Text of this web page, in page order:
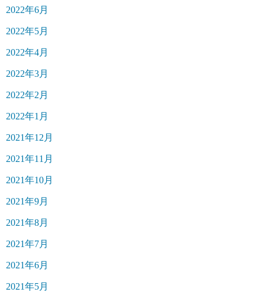
2022年6月
2022年5月
2022年4月
2022年3月
2022年2月
2022年1月
2021年12月
2021年11月
2021年10月
2021年9月
2021年8月
2021年7月
2021年6月
2021年5月